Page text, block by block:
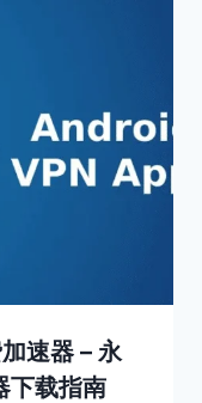
速器 – 永
下载指南